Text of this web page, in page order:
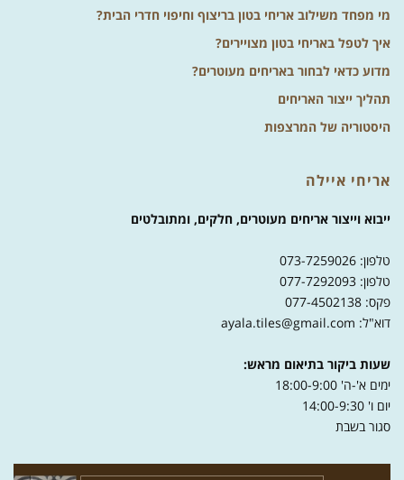
מי מפחד משילוב אריחי בטון בריצוף וחיפוי חדרי הבית?
איך לטפל באריחי בטון מצויירים?
מדוע כדאי לבחור באריחים מעוטרים?
תהליך ייצור האריחים
היסטוריה של המרצפות
אריחי איילה
ייבוא וייצור אריחים מעוטרים, חלקים, ומתובלטים
טלפון: 073-7259026
טלפון: 077-7292093
פקס: 077-4502138
דוא"ל: ayala.tiles@gmail.com
שעות ביקור בתיאום מראש:
ימים א'-ה' 18:00-9:00
יום ו' 14:00-9:30
סגור בשבת